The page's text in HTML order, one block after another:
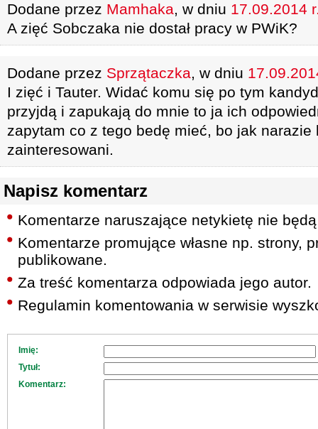
Dodane przez Mamhaka, w dniu 17.09.2014
A zięć Sobczaka nie dostał pracy w PWiK?
Dodane przez Sprzątaczka, w dniu
I zięć i Tauter. Widać komu się po tym
przyjdą i zapukają do mnie to ja ich
zapytam co z tego bedę mieć, bo jak narazie
zainteresowani.
Napisz komentarz
Komentarze naruszające netykietę nie
Komentarze promujące własne np. strony,
publikowane.
Za treść komentarza odpowiada jego autor.
Regulamin komentowania w serwisie
Imię:
Tytuł:
Komentarz: